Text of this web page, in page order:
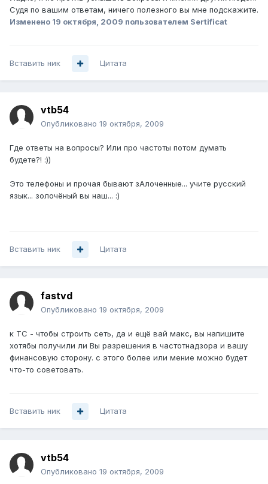
Судя по вашим ответам, ничего полезного вы мне подскажите.
Изменено 19 октября, 2009 пользователем Sertificat
Вставить ник Цитата
vtb54
Опубликовано 19 октября, 2009
Где ответы на вопросы? Или про частоты потом думать
будете?! :))
Это телефоны и прочая бывают зАлоченные... учите русский
язык... золочёный вы наш... :)
Вставить ник Цитата
fastvd
Опубликовано 19 октября, 2009
к ТС - чтобы строить сеть, да и ещё вай макс, вы напишите
хотябы получили ли Вы разрешения в частотнадзора и вашу
финансовую сторону. с этого более или мение можно будет
что-то советовать.
Вставить ник Цитата
vtb54
Опубликовано 19 октября, 2009